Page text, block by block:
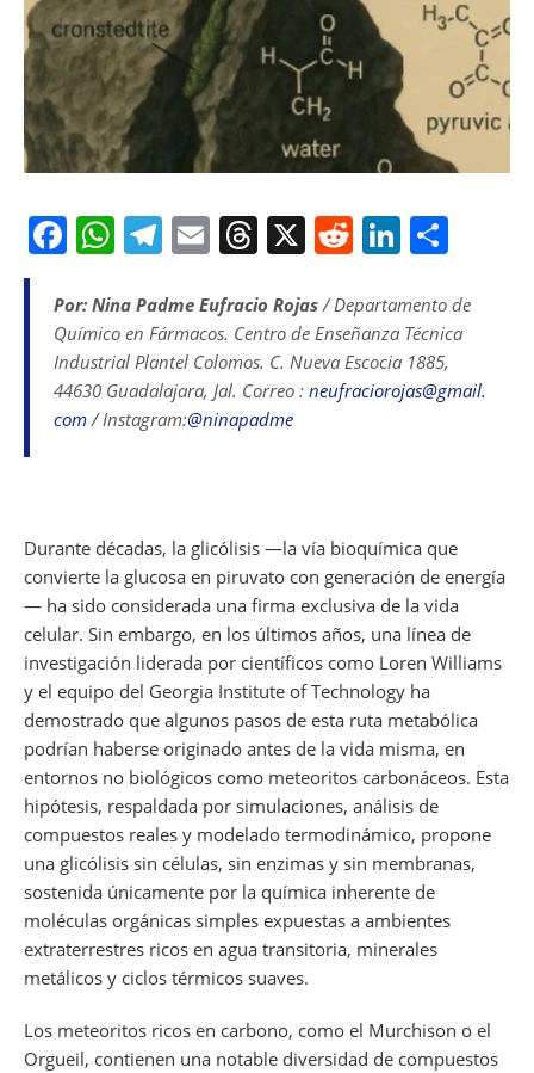
F
c
e
b
o
W
at
s
A
p
T
e
gr
a
m
E
ai
l
T
re
a
d
s
X R
d
di
t
Li
k
e
dI
ar
e
Por: Nina Padme Eufracio Rojas / Departamento de
Químico en Fármacos. Centro de Enseñanza Técnica
Industrial Plantel Colomos. C. Nueva Escocia 1885,
44630 Guadalajara, Jal. Correo : neufraciorojas@gmail.
com / Instagram:@ninapadme
Durante décadas, la glicólisis —la vía bioquímica que
convierte la glucosa en piruvato con generación de energía
— ha sido considerada una firma exclusiva de la vida
celular. Sin embargo, en los últimos años, una línea de
investigación liderada por científicos como Loren Williams
y el equipo del Georgia Institute of Technology ha
demostrado que algunos pasos de esta ruta metabólica
podrían haberse originado antes de la vida misma, en
entornos no biológicos como meteoritos carbonáceos. Esta
hipótesis, respaldada por simulaciones, análisis de
compuestos reales y modelado termodinámico, propone
una glicólisis sin células, sin enzimas y sin membranas,
sostenida únicamente por la química inherente de
moléculas orgánicas simples expuestas a ambientes
extraterrestres ricos en agua transitoria, minerales
metálicos y ciclos térmicos suaves.
Los meteoritos ricos en carbono, como el Murchison o el
Orgueil, contienen una notable diversidad de compuestos